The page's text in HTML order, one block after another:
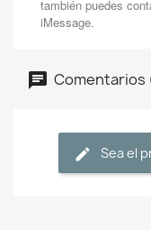
también puedes
iMessage.
Comentarios
Sea el